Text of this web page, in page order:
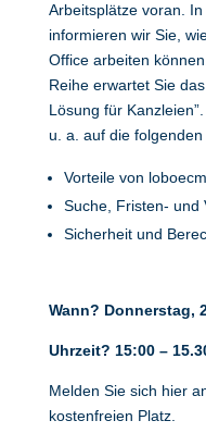
Arbeitsplätze voran.
informieren wir Sie,
Office arbeiten
Reihe erwartet Sie
Lösung für
u. a. auf die folgenden
Vorteile von loboecm
Suche, Fristen- und
Sicherheit und
Wann? Donnerstag,
Uhrzeit? 15:00 –
Melden Sie sich hier
kostenfreien Platz.